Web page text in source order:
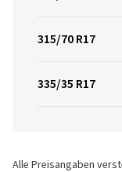
315/70 R17
335/35 R17
Alle Preisangaben